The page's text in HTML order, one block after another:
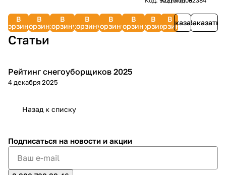
двигателей)
30627
В
корзину
двигателей)
33290
В
корзину
двигателей)
30645
В
корзину
двигателей)
33291
В
корзину
70613-
06
В
корзину
В
корзину
40
DWO
600
1,0 л
В
корзину
В
корзину
5W-
30
API
SN/CF
Заказать838266
Заказать
Статьи
Зимняя
Рейтинг снегоуборщиков 2025
4 декабря 2025
Назад к списку
Подписаться на новости и акции